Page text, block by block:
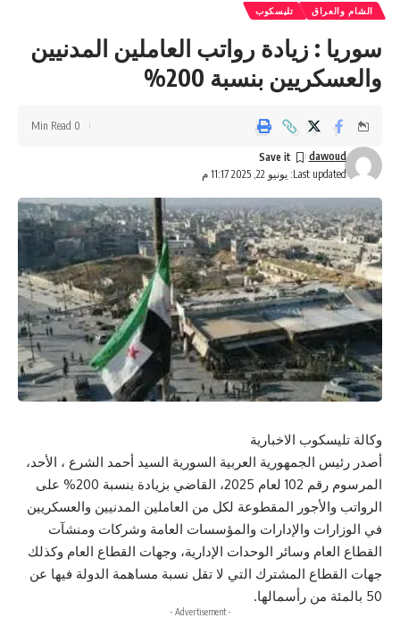
الشام والعراق تليسكوب
سوريا : زيادة رواتب العاملين المدنيين
والعسكريين بنسبة 200%
Last updated: يونيو 22, 2025 11:17 م
dawoud
0 Min Read
وكالة تليسكوب الاخبارية
أصدر رئيس الجمهورية العربية السورية السيد أحمد الشرع ، الأحد،
المرسوم رقم 102 لعام 2025، القاضي بزيادة بنسبة 200% على
الرواتب والأجور المقطوعة لكل من العاملين المدنيين والعسكريين
في الوزارات والإدارات والمؤسسات العامة وشركات ومنشآت
القطاع العام وسائر الوحدات الإدارية، وجهات القطاع العام وكذلك
جهات القطاع المشترك التي لا تقل نسبة مساهمة الدولة فيها عن
50 بالمئة من رأسمالها.
- Advertisement -